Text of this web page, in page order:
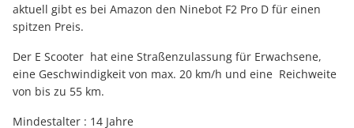
aktuell gibt es bei Amazon den Ninebot F2 Pro D für einen
spitzen Preis.
Der E Scooter hat eine Straßenzulassung für Erwachsene,
eine Geschwindigkeit von max. 20 km/h und eine Reichweite
von bis zu 55 km.
Mindestalter : 14 Jahre